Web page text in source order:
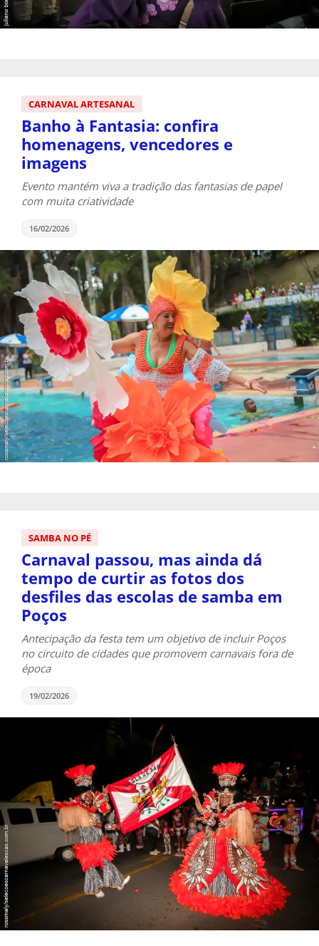
CARNAVAL ARTESANAL
Banho à Fantasia: confira
homenagens, vencedores e
imagens
Evento mantém viva a tradição das fantasias de papel
com muita criatividade
16/02/2026
SAMBA NO PÉ
Carnaval passou, mas ainda dá
tempo de curtir as fotos dos
desfiles das escolas de samba em
Poços
Antecipação da festa tem um objetivo de incluir Poços
no circuito de cidades que promovem carnavais fora de
época
19/02/2026